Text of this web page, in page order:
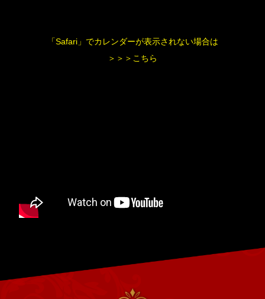
「Safari」でカレンダーが表示されない場合は
＞＞＞こちら